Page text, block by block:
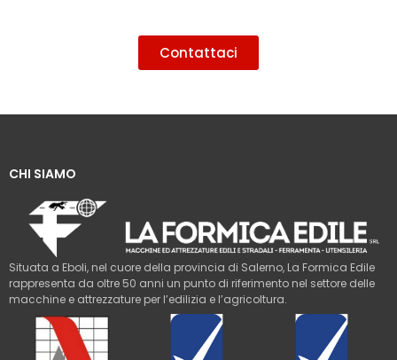
Contattaci
CHI SIAMO
Situata a Eboli, nel cuore della provincia di Salerno, La Formica Edile
rappresenta da oltre 50 anni un punto di riferimento nel settore delle
macchine e attrezzature per l’edilizia e l’agricoltura.